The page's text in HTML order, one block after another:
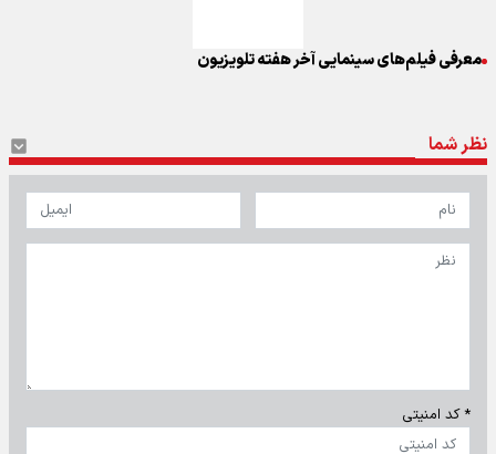
معرفی فیلم‌های سینمایی آخر هفته تلویزیون
نظر شما
* کد امنیتی